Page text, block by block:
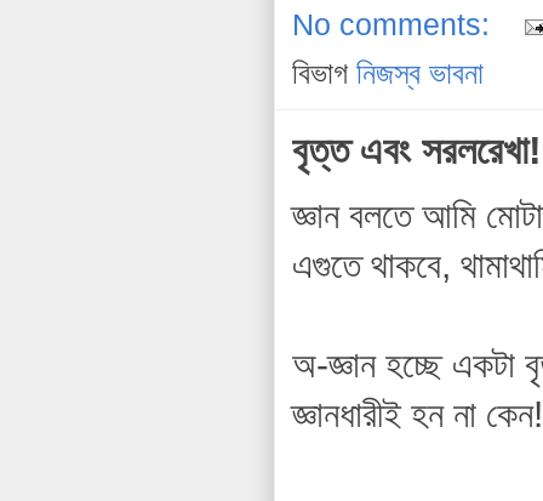
No comments:
বিভাগনিজস্ব ভাবনা
বৃত্ত এবং সরলরেখা!
জ্ঞান বলতে আমি
এগুতে থাকবে,
অ-জ্ঞান হচ্ছে একটা
জ্ঞানধারীই হন না কেন!